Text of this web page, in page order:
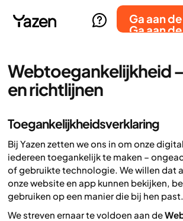
Ga aan
Ga aan
Webtoegankelijkheid
en richtlijnen
Toegankelijkheidsverklaring
Bij Yazen zetten we ons in om onze
iedereen toegankelijk te maken –
of gebruikte technologie. We willen dat
onze website en app kunnen bekijken,
gebruiken op een manier die bij hen past.
We streven ernaar te voldoen aan de